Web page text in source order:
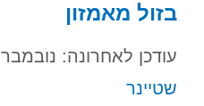
בזול מאמזון
עודכן לאחרונה: נובמבר 16, 2022
שטיינר